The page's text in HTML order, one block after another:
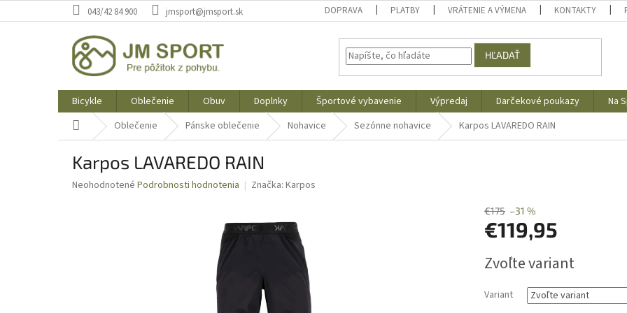
na
043/42 84 900 jmsport@jmsport.sk DOPRAVA PLATBY VRÁTENIE A VÝMENA KONTAKTY
HĽADAŤ
Bicykle Oblečenie Obuv Doplnky Športové vybavenie Výpredaj Darčekové poukazy Na
Domov Oblečenie Pánske oblečenie Nohavice Sezónne nohavice Karpos LAVAREDO RAIN
Karpos LAVAREDO RAIN
Priemerné
Neohodnotené Podrobnosti hodnotenia Značka: Karpos
€175 –31 %
€119,95
cena:
Zvoľte variant
Variant